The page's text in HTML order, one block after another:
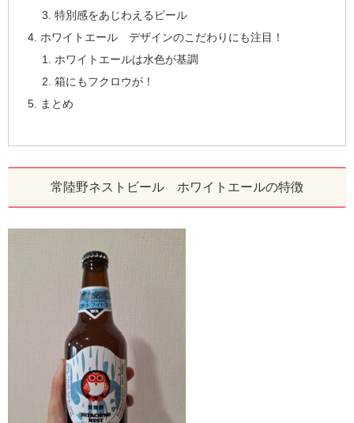
特別感をあじわえるビール
ホワイトエール デザインのこだわりにも注目！
ホワイトエールは水色が基調
箱にもフクロウが！
まとめ
常陸野ネストビール ホワイトエールの特徴